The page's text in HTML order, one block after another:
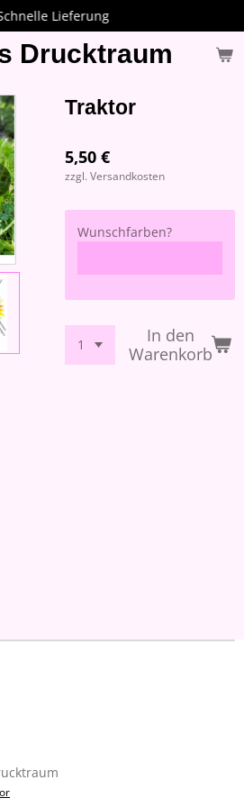
Drucktraum
Lieferung
Traktor
5,50 €
zzgl. Versandkosten
Wunschfarben?
In den
Warenkorb